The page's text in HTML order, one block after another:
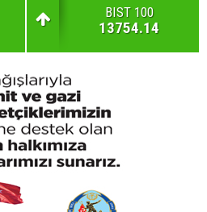
BIST 100
13754.14